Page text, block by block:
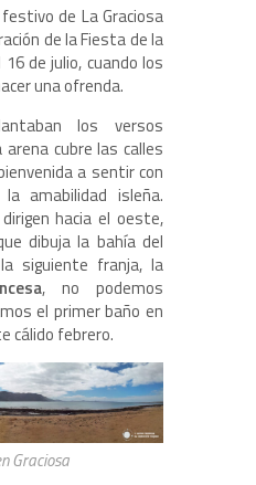
de La Graciosa
dela Fiesta de la
de julio, cuando los
una ofrenda.
los versos
arena cubre las calles
a sentir con
amabilidad isleña.
hacia el oeste,
dibuja la bahía del
siguiente franja, la
, no podemos
el primer baño en
cálido febrero.
Graciosa